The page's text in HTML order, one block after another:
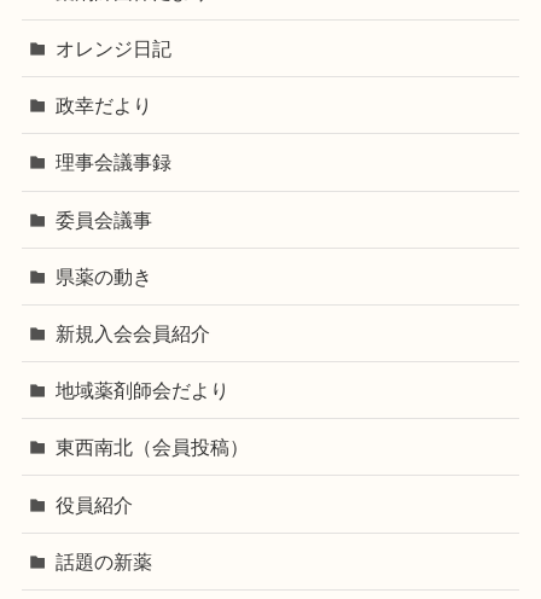
オレンジ日記
政幸だより
理事会議事録
委員会議事
県薬の動き
新規入会会員紹介
地域薬剤師会だより
東西南北（会員投稿）
役員紹介
話題の新薬